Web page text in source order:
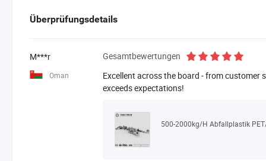
Überprüfungsdetails
M***r
Oman
Gesamtbewertungen
Excellent across the board - from customer
exceeds expectations!